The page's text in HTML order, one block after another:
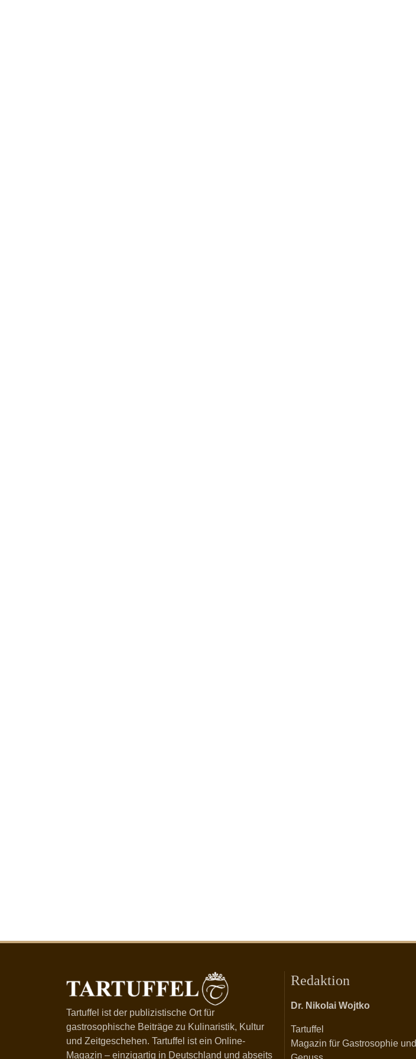
Tartuffel ist der publizistische Ort für
gastrosophische Beiträge zu Kulinaristik, Kultur
und Zeitgeschehen. Tartuffel ist ein Online-
Magazin – einzigartig in Deutschland und abseits
Redaktion
Dr. Nikolai Wojtko
Tartuffel
Magazin für Gastrosophie und